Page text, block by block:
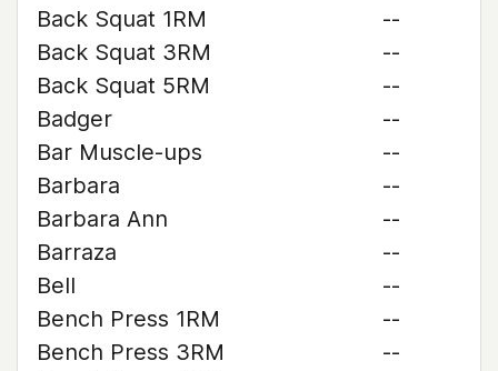
Back Squat 1RM
--
Back Squat 3RM
--
Back Squat 5RM
--
Badger
--
Bar Muscle-ups
--
Barbara
--
Barbara Ann
--
Barraza
--
Bell
--
Bench Press 1RM
--
Bench Press 3RM
--